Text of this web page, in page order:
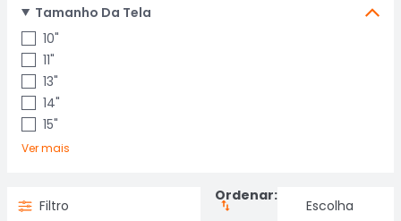
Tamanho Da Tela
10"
11"
13"
14"
15"
Ver mais
Filtro
Ordenar: